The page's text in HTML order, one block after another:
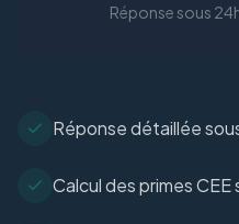
Réponse sous
Réponse détaillée
Calcul des primes CEE